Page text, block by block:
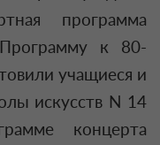
программа
к 80-
учащиеся и
искусств N 14
концерта